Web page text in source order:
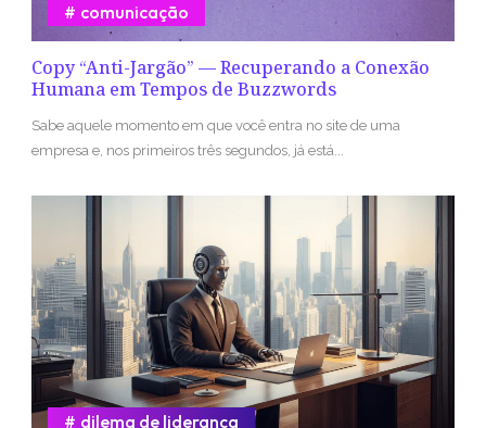
Copy “Anti-Jargão” — Recuperando a Conexão
Humana em Tempos de Buzzwords
comunicação
Sabe aquele momento em que você entra no site de uma
empresa e, nos primeiros três segundos, já está...
dilema de liderança